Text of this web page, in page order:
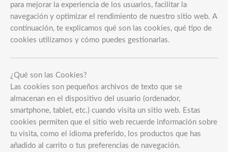
para mejorar la experiencia de los usuarios, facilitar la
navegación y optimizar el rendimiento de nuestro sitio web. A
continuación, te explicamos qué son las cookies, qué tipo de
cookies utilizamos y cómo puedes gestionarlas.
¿Qué son las Cookies?
Las cookies son pequeños archivos de texto que se
almacenan en el dispositivo del usuario (ordenador,
smartphone, tablet, etc.) cuando visita un sitio web. Estas
cookies permiten que el sitio web recuerde información sobre
tu visita, como el idioma preferido, los productos que has
añadido al carrito o tus preferencias de navegación.